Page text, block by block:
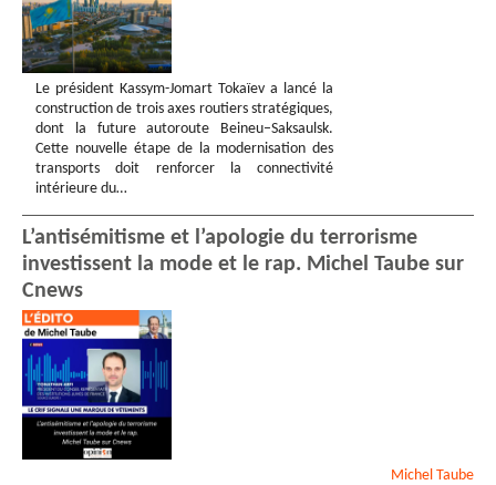
Le président Kassym-Jomart Tokaïev a lancé la
construction de trois axes routiers stratégiques,
dont la future autoroute Beineu–Saksaulsk.
Cette nouvelle étape de la modernisation des
transports doit renforcer la connectivité
intérieure du…
L’antisémitisme et l’apologie du terrorisme
investissent la mode et le rap. Michel Taube sur
Cnews
Michel Taube